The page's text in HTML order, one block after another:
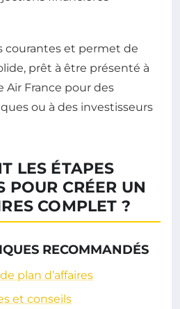
courantes et permet de
prêt à être présenté à
France pour des
ou à des investisseurs
LES ÉTAPES
POUR CRÉER UN
COMPLET ?
RECOMMANDÉS
plan d’affaires
et conseils